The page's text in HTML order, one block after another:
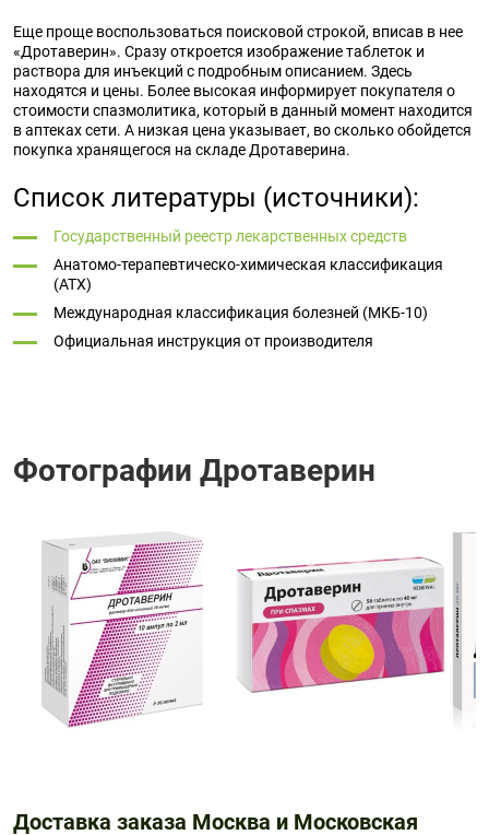
Еще проще воспользоваться поисковой строкой, вписав в нее
«Дротаверин». Сразу откроется изображение таблеток и
раствора для инъекций с подробным описанием. Здесь
находятся и цены. Более высокая информирует покупателя о
стоимости спазмолитика, который в данный момент находится
в аптеках сети. А низкая цена указывает, во сколько обойдется
покупка хранящегося на складе Дротаверина.
Список литературы (источники):
Государственный реестр лекарственных средств
Анатомо-терапевтическо-химическая классификация
(ATX)
Международная классификация болезней (МКБ-10)
Официальная инструкция от производителя
Фотографии Дротаверин
Доставка заказа Москва и Московская